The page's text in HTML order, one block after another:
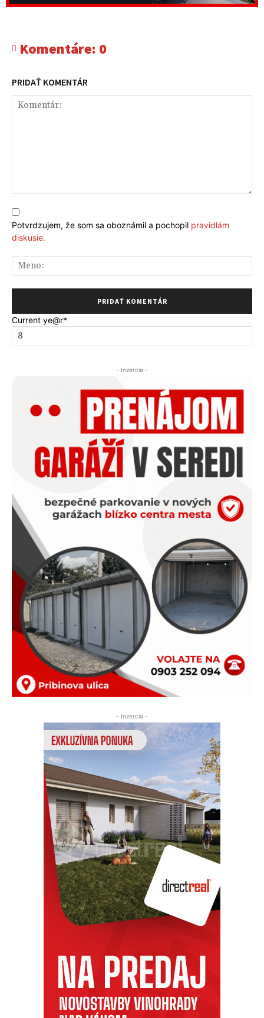
Komentáre: 0
PRIDAŤ KOMENTÁR
Potvrdzujem, že som sa oboznámil a pochopil pravidlám
diskusie.
Current ye@r*
- Inzercia -
- Inzercia -